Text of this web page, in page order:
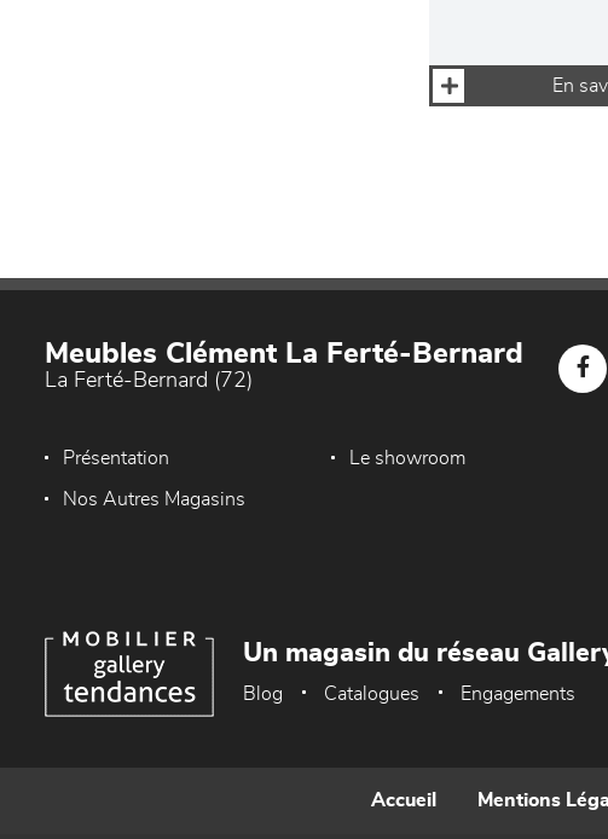
En
Meubles Clément La Ferté-Bernard
La Ferté-Bernard (72)
Présentation Le showroom
Nos Autres Magasins
Un magasin du réseau
Blog Catalogues Engagements
Accueil Mentions